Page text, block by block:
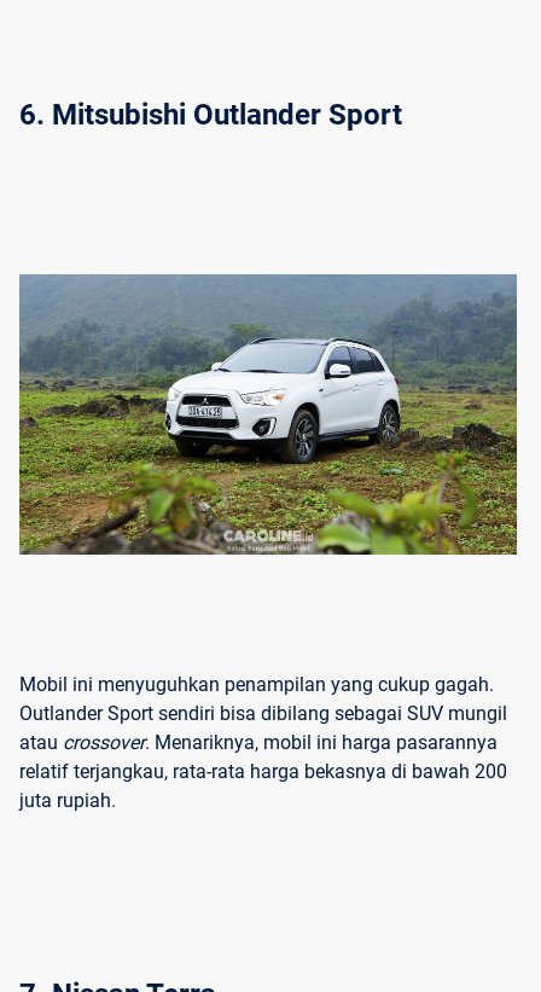
6. Mitsubishi Outlander Sport
Mobil ini menyuguhkan penampilan yang cukup gagah.
Outlander Sport sendiri bisa dibilang sebagai SUV mungil
atau crossover. Menariknya, mobil ini harga pasarannya
relatif terjangkau, rata-rata harga bekasnya di bawah 200
juta rupiah.